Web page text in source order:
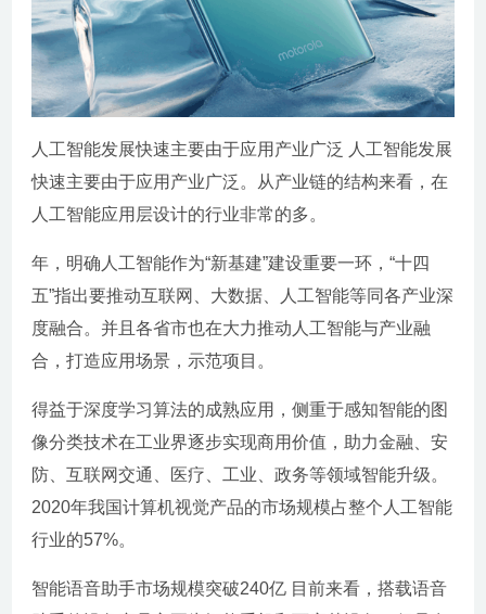
人工智能发展快速主要由于应用产业广泛 人工智能发展
快速主要由于应用产业广泛。从产业链的结构来看，在
人工智能应用层设计的行业非常的多。
年，明确人工智能作为“新基建”建设重要一环，“十四
五”指出要推动互联网、大数据、人工智能等同各产业深
度融合。并且各省市也在大力推动人工智能与产业融
合，打造应用场景，示范项目。
得益于深度学习算法的成熟应用，侧重于感知智能的图
像分类技术在工业界逐步实现商用价值，助力金融、安
防、互联网交通、医疗、工业、政务等领域智能升级。
2020年我国计算机视觉产品的市场规模占整个人工智能
行业的57%。
智能语音助手市场规模突破240亿 目前来看，搭载语音